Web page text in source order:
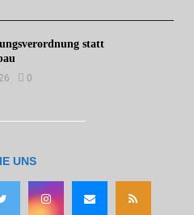
statt
0
UNS